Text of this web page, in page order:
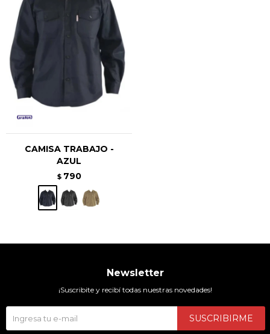
CAMISA TRABAJO -
AZUL
$ 790
Newsletter
¡Suscribite y recibí todas nuestras novedades!
SUSCRIBIRME